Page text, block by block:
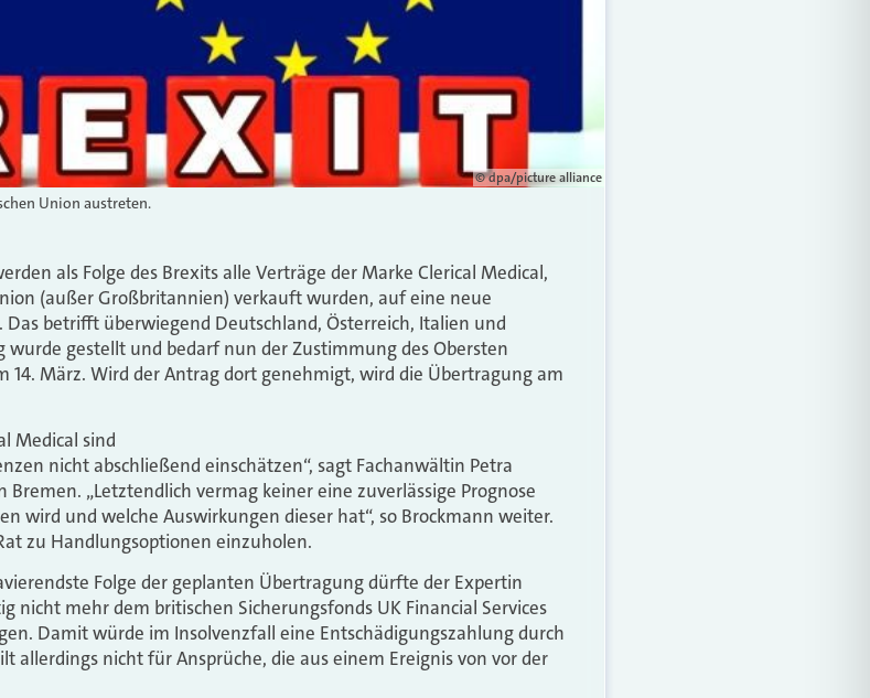
© dpa/picture alliance
Union austreten.
als Folge des Brexits alle Verträge der Marke Clerical Medical,
(außer Großbritannien) verkauft wurden, auf eine neue
betrifft überwiegend Deutschland, Österreich, Italien und
wurde gestellt und bedarf nun der Zustimmung des Obersten
14. März. Wird der Antrag dort genehmigt, wird die Übertragung am
Medical sind
nicht abschließend einschätzen“, sagt Fachanwältin Petra
„Letztendlich vermag keiner eine zuverlässige Prognose
wird und welche Auswirkungen dieser hat“, so Brockmann weiter.
zu Handlungsoptionen einzuholen.
Folge der geplanten Übertragung dürfte der Expertin
nicht mehr dem britischen Sicherungsfonds UK Financial Services
Damit würde im Insolvenzfall eine Entschädigungszahlung durch
allerdings nicht für Ansprüche, die aus einem Ereignis von vor der